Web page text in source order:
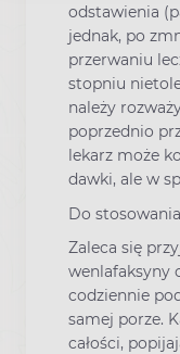
odstawienia
jednak, po
przerwaniu
stopniu
należy
poprzednio
lekarz może
dawki, ale w
Do
Zaleca się
wenlafaksyny
codziennie
samej porze.
całości,